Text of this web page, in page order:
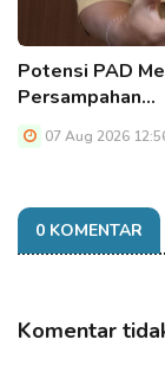
Potensi PAD
Persampahan…
07 Aug 2026
0 KOMENTAR
Komentar